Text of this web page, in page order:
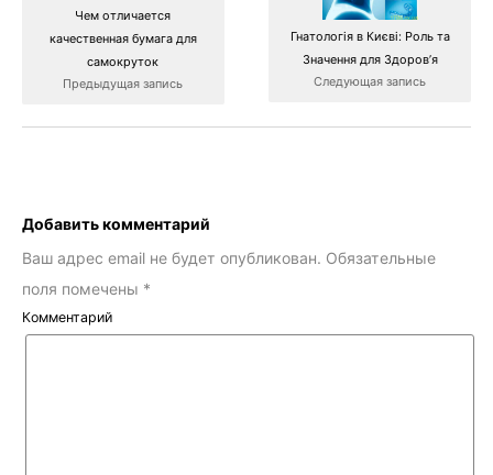
Чем отличается
качественная бумага для
самокруток
Предыдущая запись
Гнатологія в Києві: Роль та
Значення для Здоров’я
Следующая запись
Добавить комментарий
Ваш адрес email не будет опубликован. Обязательные
поля помечены *
Комментарий